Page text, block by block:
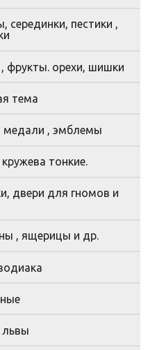
серединки, пестики ,
фрукты. орехи, шишки
тема
медали , эмблемы
кружева тонкие.
двери для гномов и
, ящерицы и др.
львы